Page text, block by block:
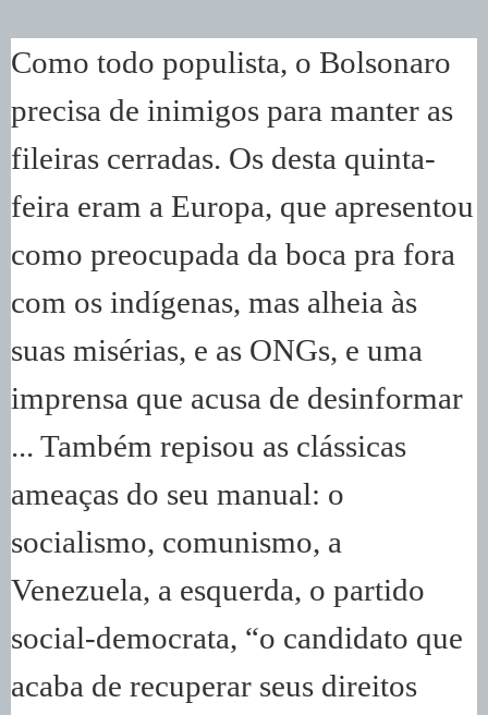
Como todo populista, o Bolsonaro
precisa de inimigos para manter as
fileiras cerradas. Os desta quinta-
feira eram a Europa, que apresentou
como preocupada da boca pra fora
com os indígenas, mas alheia às
suas misérias, e as ONGs, e uma
imprensa que acusa de desinformar
... Também repisou as clássicas
ameaças do seu manual: o
socialismo, comunismo, a
Venezuela, a esquerda, o partido
social-democrata, “o candidato que
acaba de recuperar seus direitos